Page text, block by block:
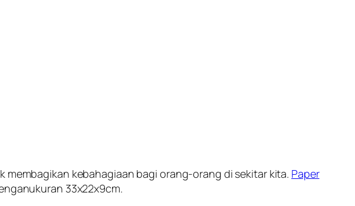
kebahagiaan bagi orang-orang di sekitar kita. Paper
33x22x9cm.